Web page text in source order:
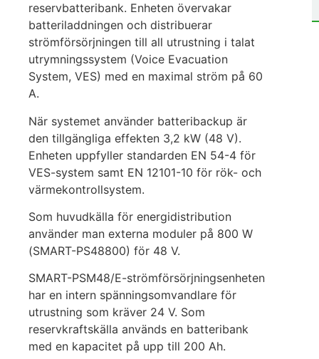
reservbatteribank. Enheten övervakar
batteriladdningen och distribuerar
strömförsörjningen till all utrustning i talat
utrymningssystem (Voice Evacuation
System, VES) med en maximal ström på 60
A.
När systemet använder batteribackup är
den tillgängliga effekten 3,2 kW (48 V).
Enheten uppfyller standarden EN 54-4 för
VES-system samt EN 12101-10 för rök- och
värmekontrollsystem.
Som huvudkälla för energidistribution
använder man externa moduler på 800 W
(SMART-PS48800) för 48 V.
SMART-PSM48/E-strömförsörjningsenheten
har en intern spänningsomvandlare för
utrustning som kräver 24 V. Som
reservkraftskälla används en batteribank
med en kapacitet på upp till 200 Ah.